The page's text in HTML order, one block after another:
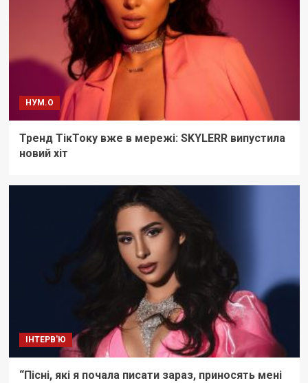
НУМ.О
Тренд ТікТоку вже в мережі: SKYLERR випустила
новий хіт
ІНТЕРВ'Ю
“Пісні, які я почала писати зараз, приносять мені